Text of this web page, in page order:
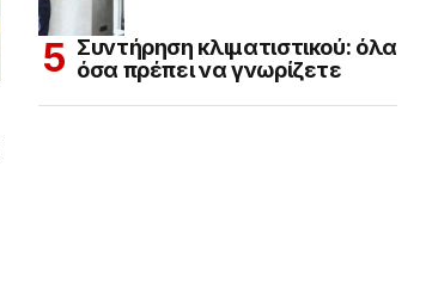
Συντήρηση κλιματιστικού: όλα
όσα πρέπει να γνωρίζετε